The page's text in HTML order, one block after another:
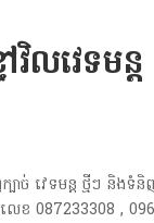
វិលវេទមន្ត
បាច់ វេទមន្ត ថ្មីៗ និ
លេខ 087233308 ,